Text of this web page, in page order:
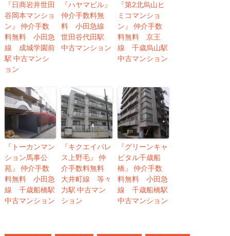
『日商岩井世田
谷岡本マンショ
ン』 仲介手数
料無料 小田急
線 成城学園前
駅 中古マンシ
ョン
『ハヤマビル』
仲介手数料無
料 小田急線
世田谷代田駅
中古マンション
『第2北烏山ヒ
ミコマンショ
ン』 仲介手数
料無料 京王
線 千歳烏山駅
中古マンション
『トーカンマン
ション馬事公
苑』 仲介手数
料無料 小田急
線 千歳船橋駅
中古マンション
『キクエイパレ
ス上野毛』 仲
介手数料無料
大井町線 等々
力駅 中古マン
ション
『グリーンキャ
ピタル千歳船
橋』 仲介手数
料無料 小田急
線 千歳船橋駅
中古マンション